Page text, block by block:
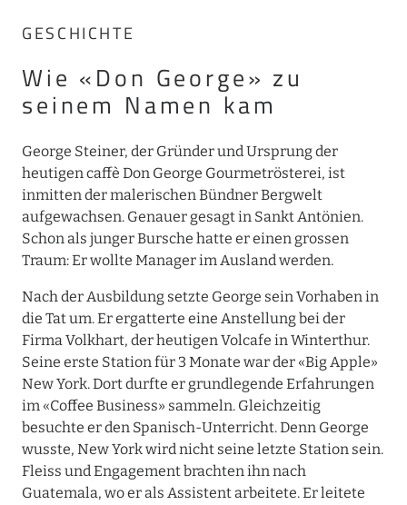
GESCHICHTE
Wie «Don George» zu
seinem Namen kam
George Steiner, der Gründer und Ursprung der
heutigen caffè Don George Gourmetrösterei, ist
inmitten der malerischen Bündner Bergwelt
aufgewachsen. Genauer gesagt in Sankt Antönien.
Schon als junger Bursche hatte er einen grossen
Traum: Er wollte Manager im Ausland werden.
Nach der Ausbildung setzte George sein Vorhaben in
die Tat um. Er ergatterte eine Anstellung bei der
Firma Volkhart, der heutigen Volcafe in Winterthur.
Seine erste Station für 3 Monate war der «Big Apple»
New York. Dort durfte er grundlegende Erfahrungen
im «Coffee Business» sammeln. Gleichzeitig
besuchte er den Spanisch-Unterricht. Denn George
wusste, New York wird nicht seine letzte Station sein.
Fleiss und Engagement brachten ihn nach
Guatemala, wo er als Assistent arbeitete. Er leitete